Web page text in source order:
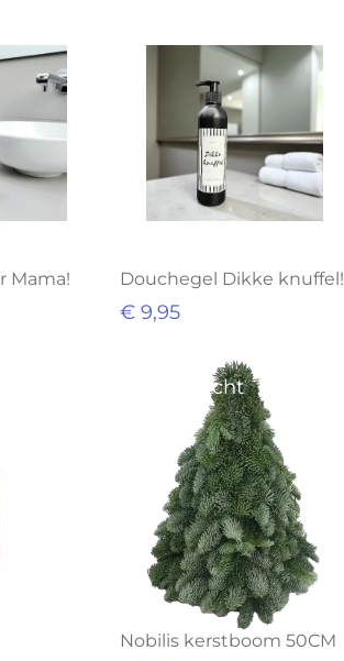
Mama! Douchegel Dikke knuffel!
€ 9,95
Uitverkocht
Nobilis kerstboom 50CM